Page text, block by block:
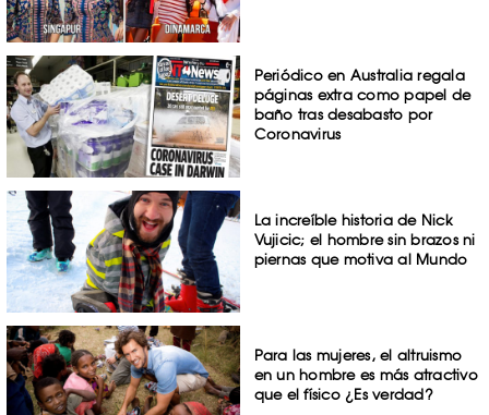
Periódico en Australia regala
páginas extra como papel de
baño tras desabasto por
Coronavirus
La increíble historia de Nick
Vujicic; el hombre sin brazos ni
piernas que motiva al Mundo
Para las mujeres, el altruismo
en un hombre es más atractivo
que el físico ¿Es verdad?